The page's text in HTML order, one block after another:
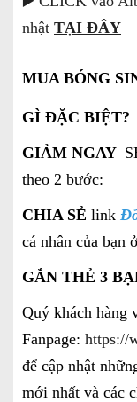
nhật TẠI ĐÂY
MUA BÓNG
GÌ ĐẶC BIỆT?
GIẢM NGAY
theo 2 bước:
CHIA SẺ link
cá nhân của bạn
GẮN THẺ 3
Quý khách hàng
Fanpage: https://
để cập nhật
mới nhất và các